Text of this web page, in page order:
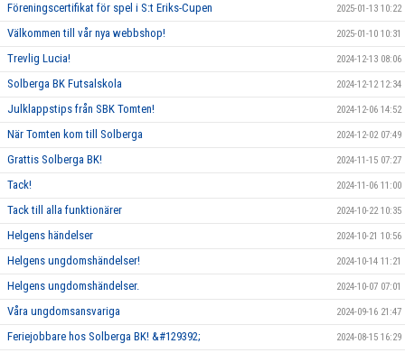
Föreningscertifikat för spel i S:t Eriks-Cupen 2025-01-13 10:22
Välkommen till vår nya webbshop! 2025-01-10 10:31
Trevlig Lucia! 2024-12-13 08:06
Solberga BK Futsalskola 2024-12-12 12:34
Julklappstips från SBK Tomten! 2024-12-06 14:52
När Tomten kom till Solberga 2024-12-02 07:49
Grattis Solberga BK! 2024-11-15 07:27
Tack! 2024-11-06 11:00
Tack till alla funktionärer 2024-10-22 10:35
Helgens händelser 2024-10-21 10:56
Helgens ungdomshändelser! 2024-10-14 11:21
Helgens ungdomshändelser. 2024-10-07 07:01
Våra ungdomsansvariga 2024-09-16 21:47
Feriejobbare hos Solberga BK! &#129392; 2024-08-15 16:29